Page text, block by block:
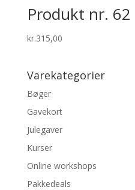
Produkt nr. 62
kr.315,00
Varekategorier
Bøger
Gavekort
Julegaver
Kurser
Online workshops
Pakkedeals